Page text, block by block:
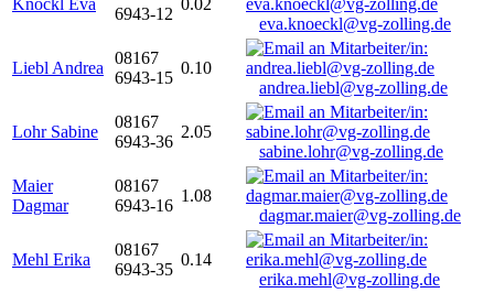
Knöckl Eva
6943-12
0.02
eva.knoeckl@vg-zolling.de
Liebl Andrea
08167
6943-15
0.10
andrea.liebl@vg-zolling.de
Lohr Sabine
08167
6943-36
2.05
sabine.lohr@vg-zolling.de
Maier
Dagmar
08167
6943-16
1.08
dagmar.maier@vg-zolling.de
Mehl Erika
08167
6943-35
0.14
erika.mehl@vg-zolling.de